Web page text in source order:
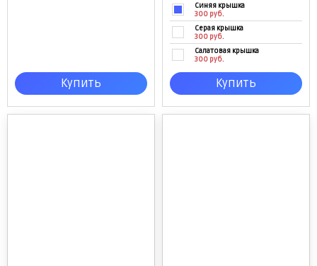
Купить
Синяя крышка
300 руб.
Серая крышка
300 руб.
Салатовая крышка
300 руб.
Красная крышка
Нет в наличии
Чёрная крышка
Нет в наличии
Купить